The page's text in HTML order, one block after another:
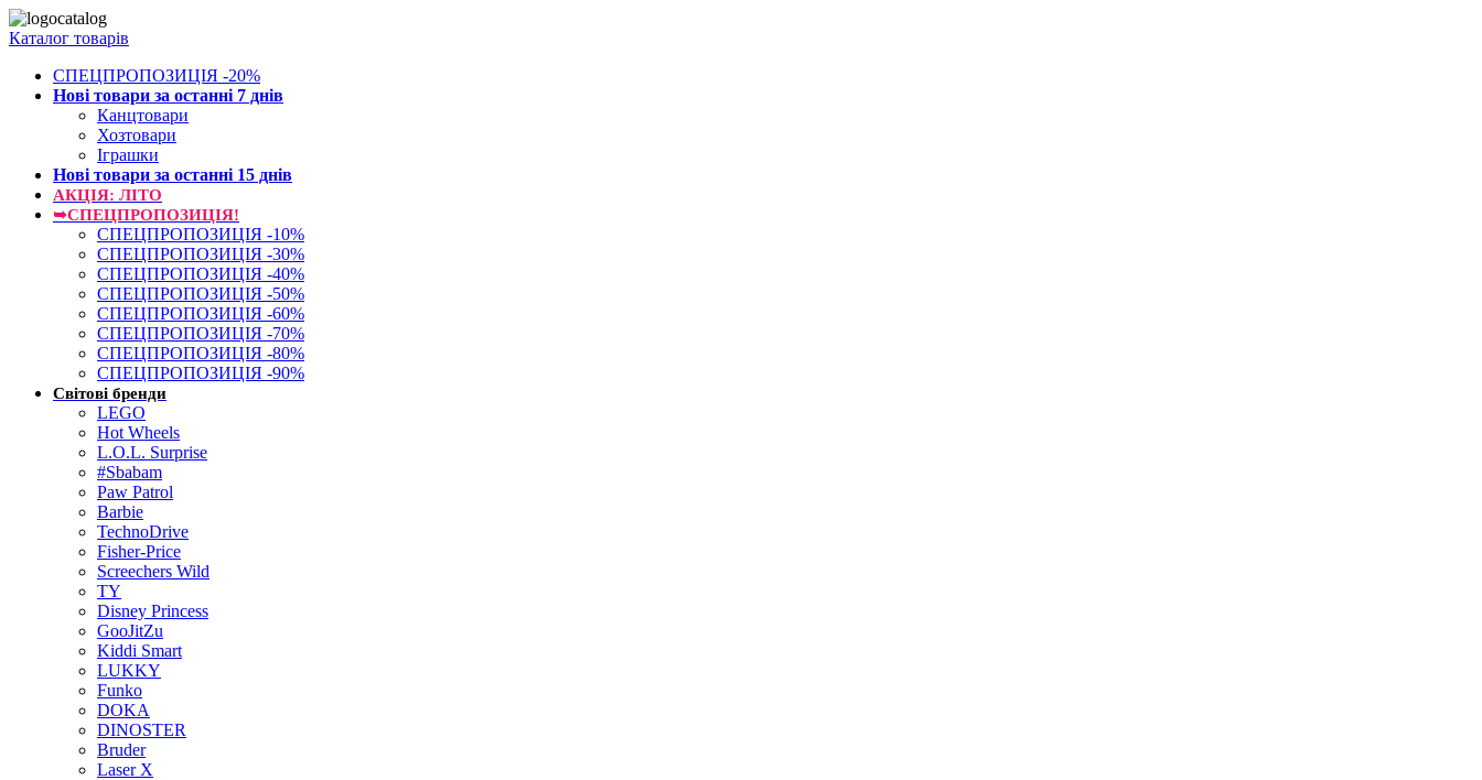
Каталог товарів
СПЕЦПРОПОЗИЦІЯ -20%
Нові товари за останнi 7 днiв
Канцтовари
Хозтовари
Іграшки
Нові товари за останнi 15 днiв
АКЦІЯ: ЛІТО
➥СПЕЦПРОПОЗИЦІЯ!
СПЕЦПРОПОЗИЦІЯ -10%
СПЕЦПРОПОЗИЦІЯ -30%
СПЕЦПРОПОЗИЦІЯ -40%
СПЕЦПРОПОЗИЦІЯ -50%
СПЕЦПРОПОЗИЦІЯ -60%
СПЕЦПРОПОЗИЦІЯ -70%
СПЕЦПРОПОЗИЦІЯ -80%
СПЕЦПРОПОЗИЦІЯ -90%
Світові бренди
LEGO
Hot Wheels
L.O.L. Surprise
#Sbabam
Paw Patrol
Barbie
TechnoDrive
Fisher-Price
Screechers Wild
TY
Disney Princess
GooJitZu
Kiddi Smart
LUKKY
Funko
DOKA
DINOSTER
Bruder
Laser X